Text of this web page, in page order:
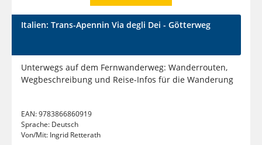
Italien: Trans-Apennin Via degli Dei - Götterweg
Unterwegs auf dem Fernwanderweg: Wanderrouten,
Wegbeschreibung und Reise-Infos für die Wanderung
EAN:9783866860919
Sprache: Deutsch
Von/Mit: Ingrid Retterath